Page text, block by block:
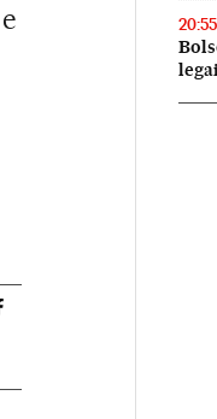
El País Brasil en Twitter
El País Brasil en
El País Brasil
20:55